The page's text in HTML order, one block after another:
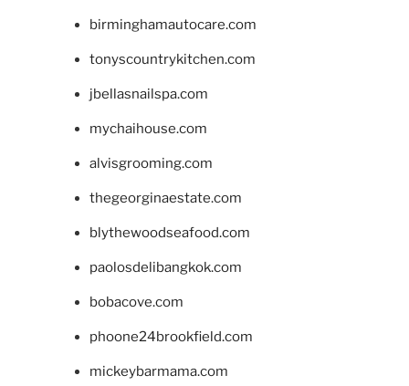
birminghamautocare.com
tonyscountrykitchen.com
jbellasnailspa.com
mychaihouse.com
alvisgrooming.com
thegeorginaestate.com
blythewoodseafood.com
paolosdelibangkok.com
bobacove.com
phoone24brookfield.com
mickeybarmama.com